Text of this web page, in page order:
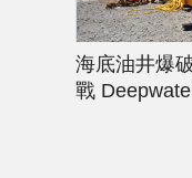
海底油井爆
戰